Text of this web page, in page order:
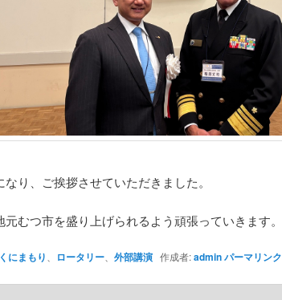
り、ご挨拶させていただきました。
むつ市を盛り上げられるよう頑張っていきます。
にまもり ロータリー、 外部講演作成者:adminパーマリンク